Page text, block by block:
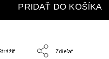
PRIDAŤ DO KOŠÍKA
Zdieľať